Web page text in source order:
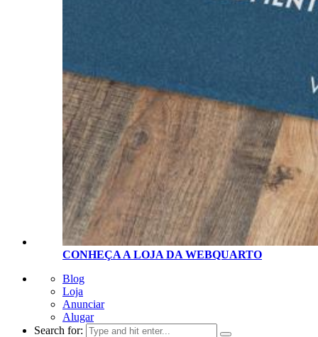
CONHEÇA A LOJA DA WEBQUARTO
Blog
Loja
Anunciar
Alugar
Search for: